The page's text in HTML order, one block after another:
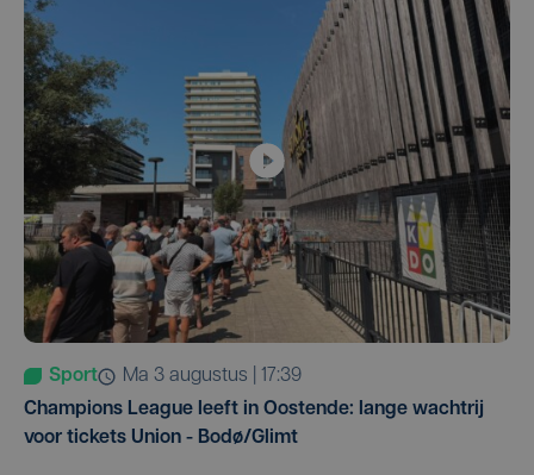
Sport
ma 3 augustus | 17:39
Champions League leeft in Oostende: lange wachtrij
voor tickets Union - Bodø/Glimt